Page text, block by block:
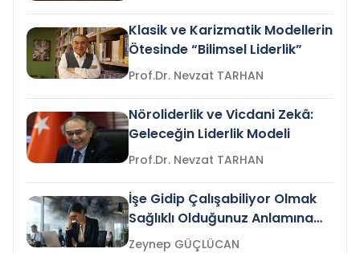
Klasik ve Karizmatik Modellerin
Ötesinde “Bilimsel Liderlik”
Prof.Dr. Nevzat TARHAN
Nöroliderlik ve Vicdani Zekâ:
Geleceğin Liderlik Modeli
Prof.Dr. Nevzat TARHAN
İşe Gidip Çalışabiliyor Olmak
Sağlıklı Olduğunuz Anlamına
Gelir mi?Zeynep GÜÇLÜCAN